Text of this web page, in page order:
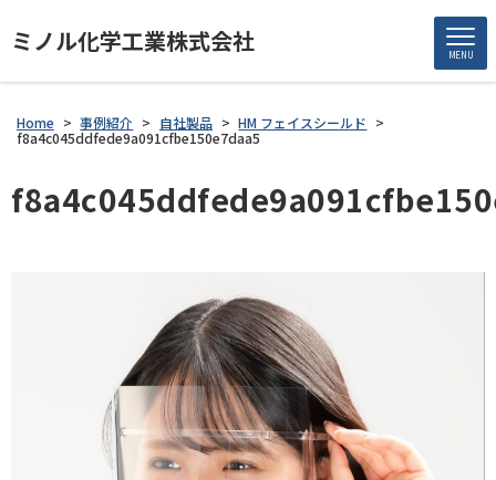
ミノル化学工業株式会社 MENU
Home > 事例紹介 > 自社製品 > HM フェイスシールド >
f8a4c045ddfede9a091cfbe150e7daa5